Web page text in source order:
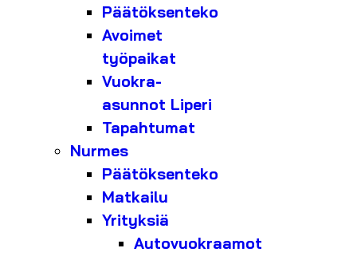
Päätöksenteko
Avoimet
työpaikat
Vuokra-
asunnot Liperi
Tapahtumat
Nurmes
Päätöksenteko
Matkailu
Yrityksiä
Autovuokraamot